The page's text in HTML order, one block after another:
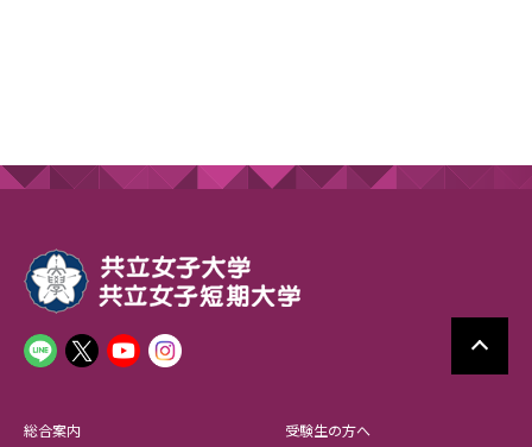
総合案内 受験生の方へ